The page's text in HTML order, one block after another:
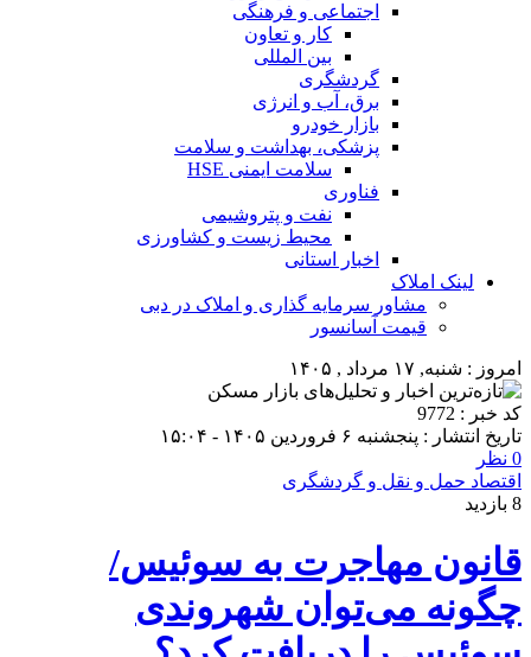
اجتماعی و فرهنگی
کار و تعاون
بین المللی
گردشگری
برق، آب و انرژی
بازار خودرو
پزشکی، بهداشت و سلامت
سلامت ایمنی HSE
فناوری
نفت و پتروشیمی
محیط زیست و کشاورزی
اخبار استانی
لینک املاک
مشاور سرمایه گذاری و املاک در دبی
قیمت آسانسور
امروز : شنبه, ۱۷ مرداد , ۱۴۰۵
کد خبر : 9772
تاریخ انتشار : پنجشنبه ۶ فروردین ۱۴۰۵ - ۱۵:۰۴
0 نظر
اقتصاد حمل و نقل و گردشگری
8 بازدید
قانون مهاجرت به سوئیس/
چگونه می‌توان شهروندی